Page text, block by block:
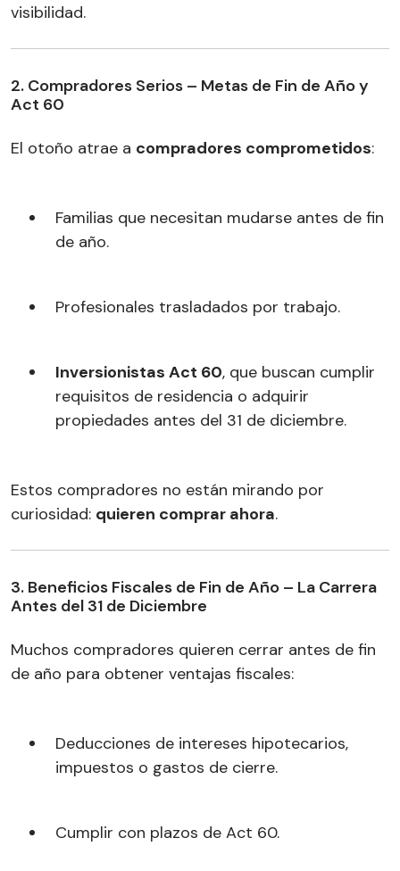
visibilidad.
2. Compradores Serios – Metas de Fin de Año y
Act 60
El otoño atrae a compradores comprometidos:
Familias que necesitan mudarse antes de fin
de año.
Profesionales trasladados por trabajo.
Inversionistas Act 60, que buscan cumplir
requisitos de residencia o adquirir
propiedades antes del 31 de diciembre.
Estos compradores no están mirando por
curiosidad: quieren comprar ahora.
3. Beneficios Fiscales de Fin de Año – La Carrera
Antes del 31 de Diciembre
Muchos compradores quieren cerrar antes de fin
de año para obtener ventajas fiscales:
Deducciones de intereses hipotecarios,
impuestos o gastos de cierre.
Cumplir con plazos de Act 60.